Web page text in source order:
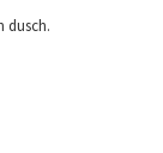
dusch.